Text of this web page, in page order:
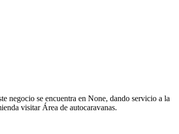
negocio se encuentra en None, dando servicio a la
visitar Área de autocaravanas.